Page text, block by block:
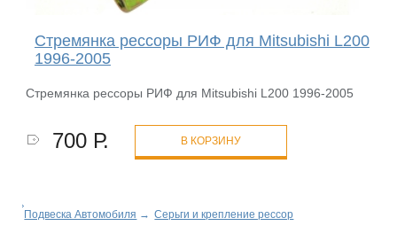
Стремянка рессоры РИФ для Mitsubishi L200
1996-2005
Стремянка рессоры РИФ для Mitsubishi L200 1996-2005
700 Р. В КОРЗИНУ
Подвеска Автомобиля → Серьги и крепление рессор